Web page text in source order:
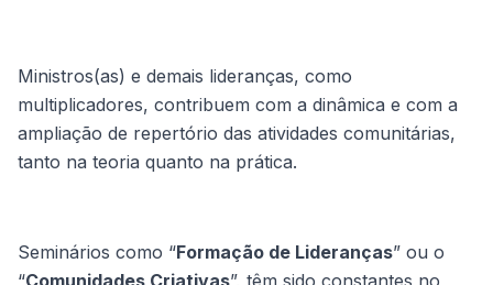
Ministros(as) e demais lideranças, como
multiplicadores, contribuem com a dinâmica e com a
ampliação de repertório das atividades comunitárias,
tanto na teoria quanto na prática.
Seminários como “Formação de Lideranças” ou o